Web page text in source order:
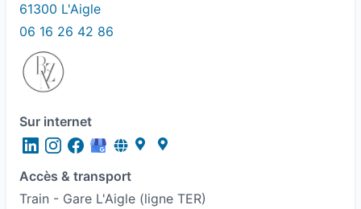
61300 L'Aigle
06 16 26 42 86
Sur internet
Accès & transport
Train - Gare L'Aigle (ligne TER)